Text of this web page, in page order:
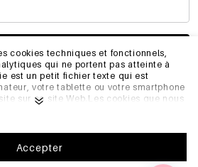
cookies techniques et fonctionnels,
qui ne portent pas atteinte à
est un petit fichier texte qui est
votre tablette ou votre smartphone
sur ce site Web.Les cookies que nous
et de se souvenir, par exemple, de vos
également d'optimiser notre site
bonne expérience de navigation et
Accepter
JE M’INSCRIS